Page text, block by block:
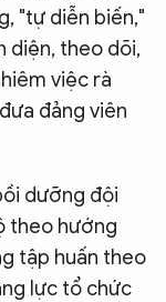
"tự diễn biến,"
diện, theo dõi,
việc rà
đảng viên
dưỡng đội
theo hướng
tập huấn theo
lực tổ chức